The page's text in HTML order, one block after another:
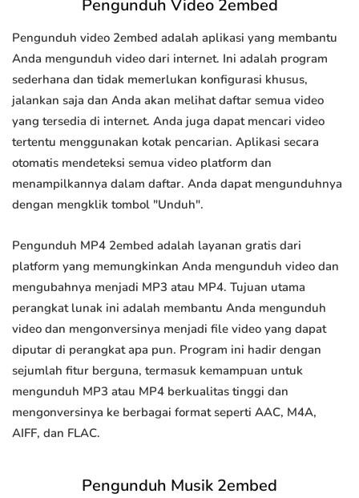
Pengunduh Video 2embed
Pengunduh video 2embed adalah aplikasi yang membantu
Anda mengunduh video dari internet. Ini adalah program
sederhana dan tidak memerlukan konfigurasi khusus,
jalankan saja dan Anda akan melihat daftar semua video
yang tersedia di internet. Anda juga dapat mencari video
tertentu menggunakan kotak pencarian. Aplikasi secara
otomatis mendeteksi semua video platform dan
menampilkannya dalam daftar. Anda dapat mengunduhnya
dengan mengklik tombol "Unduh".
Pengunduh MP4 2embed adalah layanan gratis dari
platform yang memungkinkan Anda mengunduh video dan
mengubahnya menjadi MP3 atau MP4. Tujuan utama
perangkat lunak ini adalah membantu Anda mengunduh
video dan mengonversinya menjadi file video yang dapat
diputar di perangkat apa pun. Program ini hadir dengan
sejumlah fitur berguna, termasuk kemampuan untuk
mengunduh MP3 atau MP4 berkualitas tinggi dan
mengonversinya ke berbagai format seperti AAC, M4A,
AIFF, dan FLAC.
Pengunduh Musik 2embed